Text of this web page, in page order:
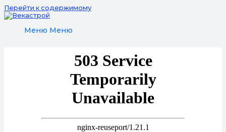
Перейти к содержимому
Меню Меню